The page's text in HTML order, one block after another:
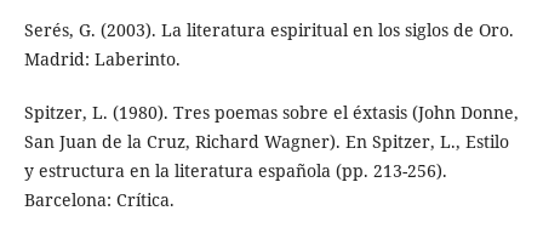
Serés, G. (2003). La literatura espiritual en los siglos de Oro.
Madrid: Laberinto.
Spitzer, L. (1980). Tres poemas sobre el éxtasis (John Donne,
San Juan de la Cruz, Richard Wagner). En Spitzer, L., Estilo
y estructura en la literatura española (pp. 213-256).
Barcelona: Crítica.